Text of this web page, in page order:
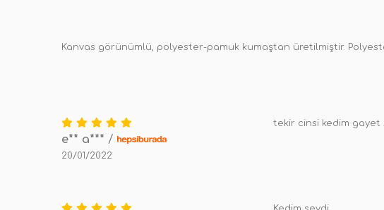
Kanvas görünümlü, polyester-pamuk kumaştan üretilmiştir.
e** a*** /
20/01/2022
tekir cinsi kedim gayet